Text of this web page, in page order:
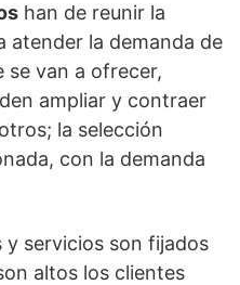
han de reunir la
atender la demanda de
se van a ofrecer,
ampliar y contraer
la selección
con la demanda
y servicios son fijados
altos los clientes